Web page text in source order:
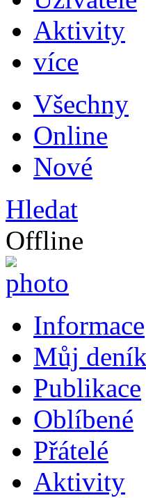
Aktivity
více
Všechny
Online
Nové
Hledat
Offline
Informace
Můj deník
Publikace
Oblíbené
Přátelé
Aktivity